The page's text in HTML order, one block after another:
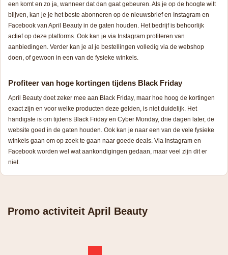
een komt en zo ja, wanneer dat dan gaat gebeuren. Als je op de hoogte wilt
blijven, kan je je het beste abonneren op de nieuwsbrief en Instagram en
Facebook van April Beauty in de gaten houden. Het bedrijf is behoorlijk
actief op deze platforms. Ook kan je via Instagram profiteren van
aanbiedingen. Verder kan je al je bestellingen volledig via de webshop
doen, of gewoon in een van de fysieke winkels.
Profiteer van hoge kortingen tijdens Black Friday
April Beauty doet zeker mee aan Black Friday, maar hoe hoog de kortingen
exact zijn en voor welke producten deze gelden, is niet duidelijk. Het
handigste is om tijdens Black Friday en Cyber Monday, drie dagen later, de
website goed in de gaten houden. Ook kan je naar een van de vele fysieke
winkels gaan om op zoek te gaan naar goede deals. Via Instagram en
Facebook worden wel wat aankondigingen gedaan, maar veel zijn dit er
niet.
Promo activiteit April Beauty